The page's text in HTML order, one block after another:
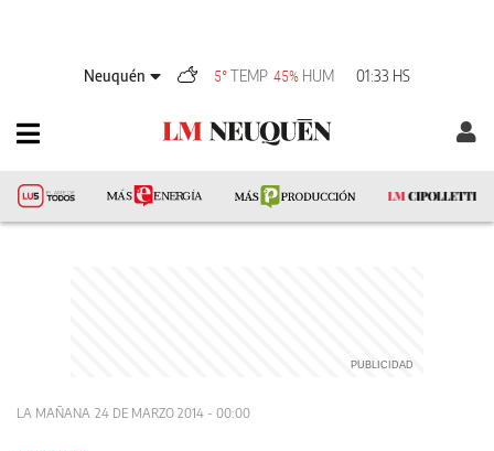
Neuquén 5° TEMP 45% HUM 01:33 HS
LA MAÑANA 24 DE MARZO 2014 - 00:00